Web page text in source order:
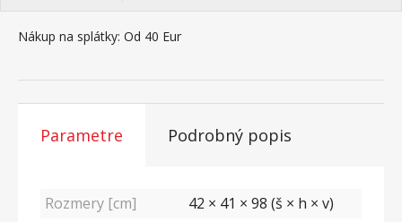
Nákup na splátky: Od 40 Eur
Parametre Podrobný popis
Rozmery [cm]
42 × 41 × 98 (š × h × v)